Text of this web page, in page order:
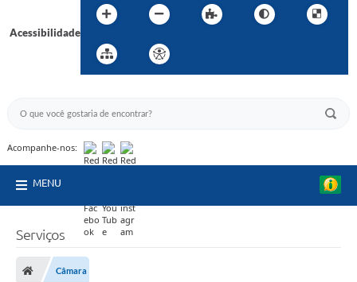
Acessibilidade
Acompanhe-nos:
MENU
Serviços
Câmara